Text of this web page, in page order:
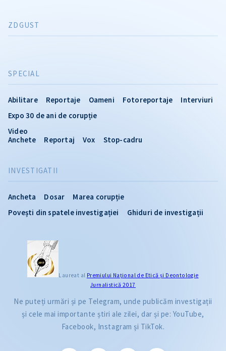
INVESTIGATII
Ancheta Dosar
Marea corupție
Povești din spatele investigației
Ghiduri de investigații
SPECIAL
Abilitare Reportaje Oameni Fotoreportaje
Interviuri
Expo 30 de ani de corupție
Video
Anchete
Reportaj Vox Stop-cadru
ZDGUST
Laureat al Premiului Naţional de Etică și Deontologie
Jurnalistică 2017
Ne puteți urmări și pe Telegram, unde publicăm investigații
și cele mai importante știri ale zilei, dar și pe: YouTube,
Facebook, Instagram și TikTok.